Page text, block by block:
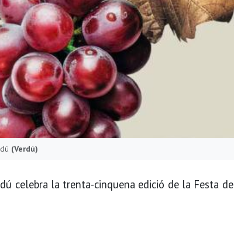
(Verdú)
celebra la trenta-cinquena edició de la Festa